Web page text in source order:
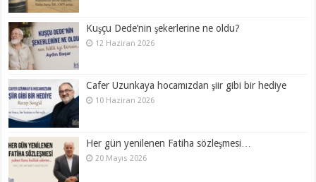
Kuşçu Dede’nin şekerlerine ne oldu?
12 Haziran 2026
Cafer Uzunkaya hocamızdan şiir gibi bir hediye
10 Haziran 2026
Her gün yenilenen Fatiha sözleşmesi…
20 Mayıs 2026